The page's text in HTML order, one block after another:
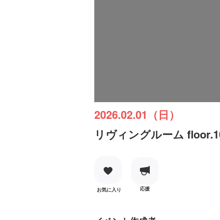
2026.02.01（日）
リヴィングルーム
お気に入り 応援